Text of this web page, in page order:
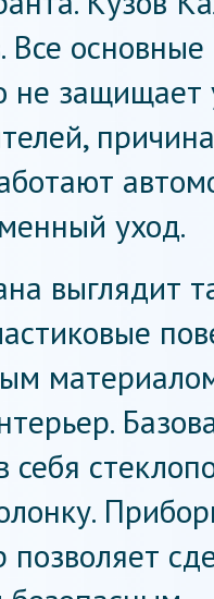
Все
не защищает
уход.
выглядит
себя
позволяет